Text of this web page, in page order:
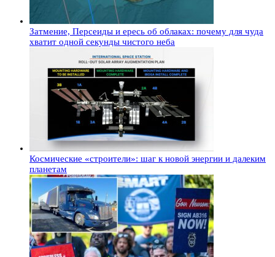
Затмение, Персеиды и ересь об облаках: почему для чуда
хватит одной секунды чистого неба
Космические «строители»: шаг к новой энергии и далеким
планетам